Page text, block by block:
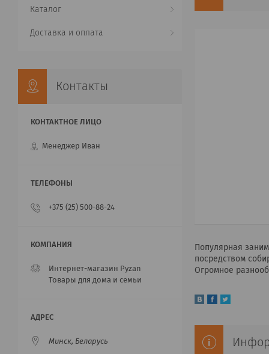
Популярная
посредством
Огромное
Каталог
Доставка и оплата
Контакты
Менеджер Иван
+375 (25) 500-88-24
Интернет-магазин Pyzan
Товары для дома и семьи
Минск, Беларусь